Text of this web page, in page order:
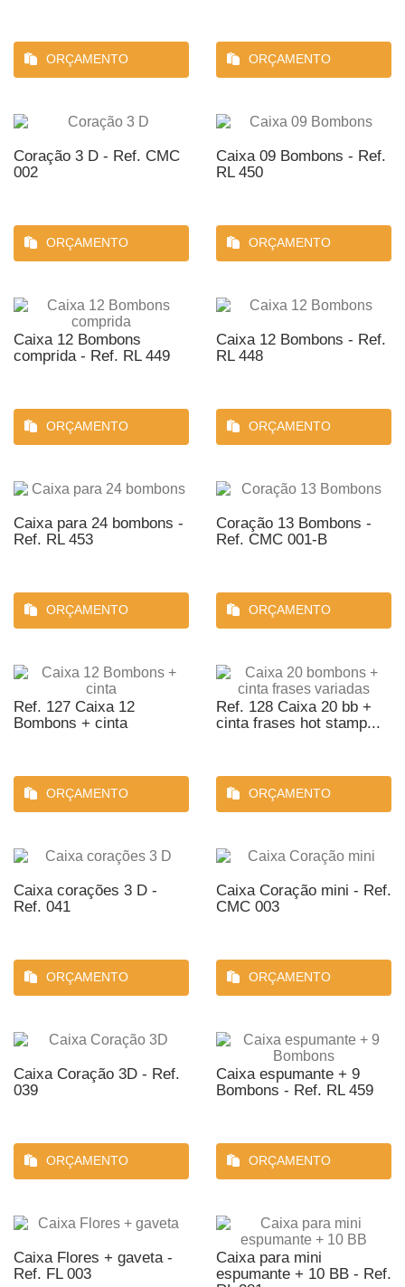
ORÇAMENTO ORÇAMENTO
Coração 3 D - Ref. CMC
002
ORÇAMENTO
Caixa 09 Bombons - Ref.
RL 450
ORÇAMENTO
Caixa 12 Bombons
comprida - Ref. RL 449
ORÇAMENTO
Caixa 12 Bombons - Ref.
RL 448
ORÇAMENTO
Caixa para 24 bombons -
Ref. RL 453
ORÇAMENTO
Coração 13 Bombons -
Ref. CMC 001-B
ORÇAMENTO
Ref. 127 Caixa 12
Bombons + cinta
ORÇAMENTO
Ref. 128 Caixa 20 bb +
cinta frases hot stamp...
ORÇAMENTO
Caixa corações 3 D -
Ref. 041
ORÇAMENTO
Caixa Coração mini - Ref.
CMC 003
ORÇAMENTO
Caixa Coração 3D - Ref.
039
ORÇAMENTO
Caixa espumante + 9
Bombons - Ref. RL 459
ORÇAMENTO
Caixa Flores + gaveta -
Ref. FL 003
Caixa para mini
espumante + 10 BB - Ref.